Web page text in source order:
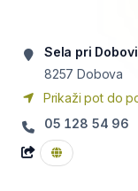
Sela pri
8257 Dobova
Prikaži pot do
05 128 54 96